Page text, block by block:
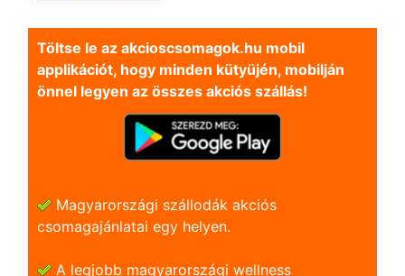
Töltse le az akcioscsomagok.hu mobil
applikációt, hogy minden kütyüjén, mobilján
önnel legyen az összes akciós szállás!
Magyarországi szállodák akciós
csomagajánlatai egy helyen.
A legjobb magyarországi wellness